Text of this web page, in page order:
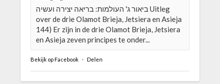
ביאור ג' העולמות: בריאה יצירה ועשיה Uitleg
over de drie Olamot Brieja, Jetsiera en Asieja
144) Er zijn in de drie Olamot Brieja, Jetsiera
en Asieja zeven principes te onder...
Bekijk op Facebook · Delen